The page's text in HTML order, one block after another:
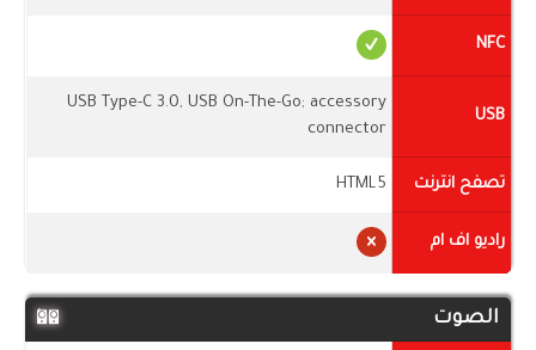
NFC
USB
USB Type-C 3.0, USB On-The-Go; accessory
connector
تصفح انترنت HTML5
راديو اف ام
الصوت